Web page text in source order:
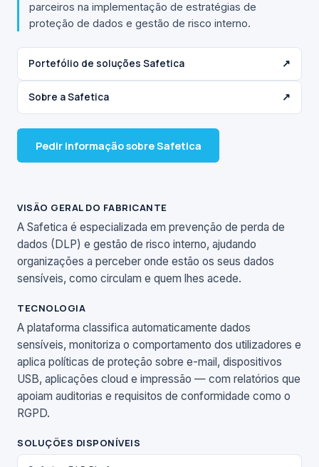
parceiros na implementação de estratégias de
proteção de dados e gestão de risco interno.
Portefólio de soluções Safetica ↗
Sobre a Safetica ↗
Pedir informação sobre Safetica
VISÃO GERAL DO FABRICANTE
A Safetica é especializada em prevenção de perda de
dados (DLP) e gestão de risco interno, ajudando
organizações a perceber onde estão os seus dados
sensíveis, como circulam e quem lhes acede.
TECNOLOGIA
A plataforma classifica automaticamente dados
sensíveis, monitoriza o comportamento dos utilizadores e
aplica políticas de proteção sobre e-mail, dispositivos
USB, aplicações cloud e impressão — com relatórios que
apoiam auditorias e requisitos de conformidade como o
RGPD.
SOLUÇÕES DISPONÍVEIS